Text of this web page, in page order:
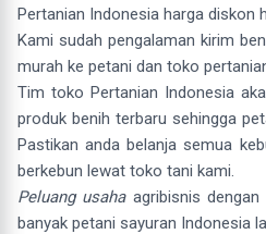
Pertanian Indonesia harga diskon
Kami sudah pengalaman kirim
murah ke petani dan toko
Tim toko Pertanian Indonesia
produk benih terbaru sehingga
Pastikan anda belanja semua
berkebun lewat toko tani kami.
Peluang usahaagribisnis dengan
banyak petani sayuran Indonesia